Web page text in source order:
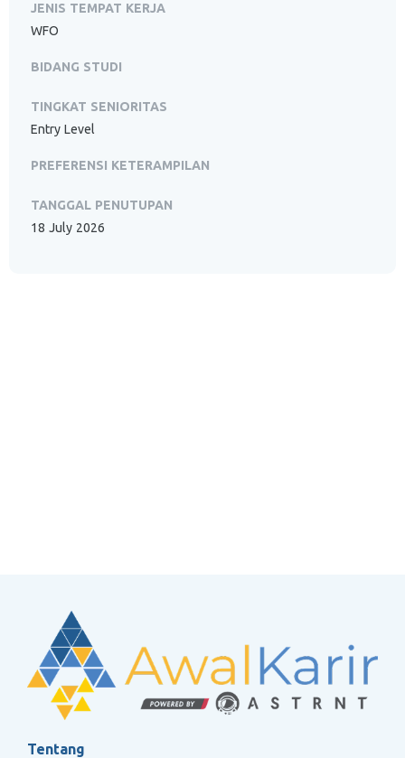
JENIS TEMPAT KERJA
WFO
BIDANG STUDI
TINGKAT SENIORITAS
Entry Level
PREFERENSI KETERAMPILAN
TANGGAL PENUTUPAN
18 July 2026
Tentang